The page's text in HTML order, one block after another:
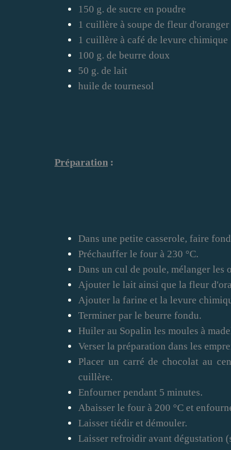
150 g. de sucre en poudre
1 cuillère à soupe de fleur d'oranger
1 cuillère à café de levure chimique
100 g. de beurre doux
50 g. de lait
huile de tournesol
Préparation :
Dans une petite casserole, faire
Préchauffer le four à 230 °C.
Dans un cul de poule, mélanger les
Ajouter le lait ainsi que la fleur
Ajouter la farine et la levure
Terminer par le beurre fondu.
Huiler au Sopalin les moules à
Verser la préparation dans les
Placer un carré de chocolat au
cuillère.
Enfourner pendant 5 minutes.
Abaisser le four à 200 °C et
Laisser tiédir et démouler.
Laisser refroidir avant dégustation